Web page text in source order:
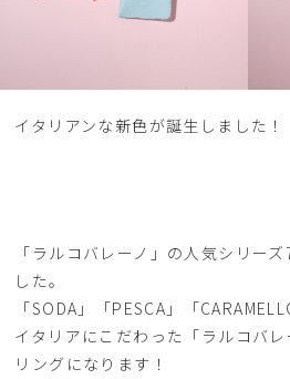
イタリアンな新色が誕生しました！
「ラルコバレーノ」の人気シリー
した。
「SODA」「PESCA」「
イタリアにこだわった「ラルコバ
リングになります！